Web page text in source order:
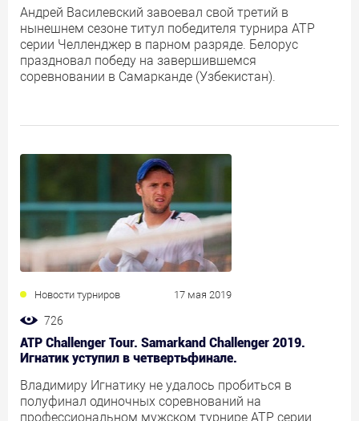
Андрей Василевский завоевал свой третий в
нынешнем сезоне титул победителя турнира АТР
серии Челленджер в парном разряде. Белорус
праздновал победу на завершившемся
соревновании в Самарканде (Узбекистан).
Новости турниров 17 мая 2019
726
ATP Challenger Tour. Samarkand Challenger 2019.
Игнатик уступил в четвертьфинале.
Владимиру Игнатику не удалось пробиться в
полуфинал одиночных соревнований на
профессиональном мужском турнире АТР серии